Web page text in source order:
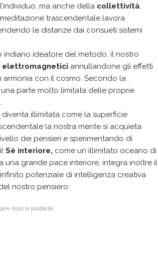
ma anche della collettività,
meditazione trascendentale lavora
le distanze dai consueti sistemi
indiano ideatore del metodo, il nostro
elettromagnetici annullandone gli effetti
armonia con il cosmo. Secondo la
parte molto limitata delle proprie
illimitata come la superficie
la nostra mente si acquieta
dei pensieri e sperimentando di
Sé interiore, come un illimitato oceano di
una grande pace interiore, integra inoltre il
potenziale di intelligenza creativa
nostro pensiero.
dopo la pubblicità